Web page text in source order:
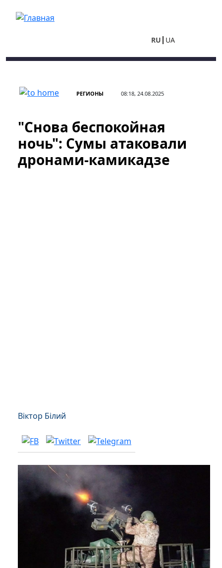
RU UA
РЕГИОНЫ 08:18, 24.08.2025
"Снова беспокойная
ночь": Сумы атаковали
дронами-камикадзе
Віктор Білий